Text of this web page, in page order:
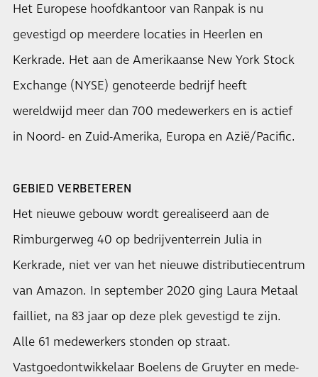
Het Europese hoofdkantoor van Ranpak is nu
gevestigd op meerdere locaties in Heerlen en
Kerkrade. Het aan de Amerikaanse New York Stock
Exchange (NYSE) genoteerde bedrijf heeft
wereldwijd meer dan 700 medewerkers en is actief
in Noord- en Zuid-Amerika, Europa en Azië/Pacific.
GEBIED VERBETEREN
Het nieuwe gebouw wordt gerealiseerd aan de
Rimburgerweg 40 op bedrijventerrein Julia in
Kerkrade, niet ver van het nieuwe distributiecentrum
van Amazon. In september 2020 ging Laura Metaal
failliet, na 83 jaar op deze plek gevestigd te zijn.
Alle 61 medewerkers stonden op straat.
Vastgoedontwikkelaar Boelens de Gruyter en mede-